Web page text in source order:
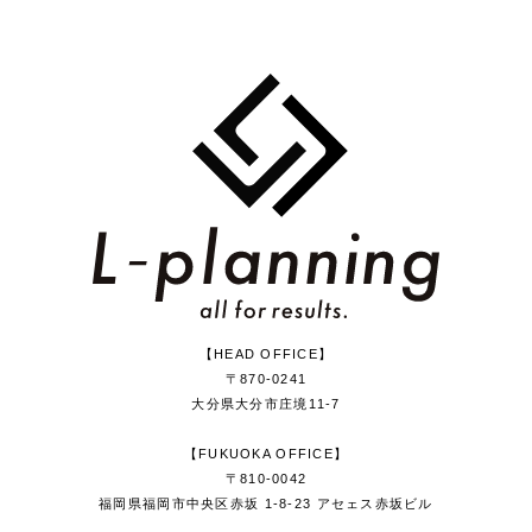
【HEAD OFFICE】
〒870-0241
大分県大分市庄境11-7
【FUKUOKA OFFICE】
〒810-0042
福岡県福岡市中央区赤坂 1-8-23 アセェス赤坂ビル